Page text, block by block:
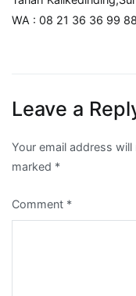
WA : 08 21 36 36 99
Leave a
Your email address
marked *
Comment *